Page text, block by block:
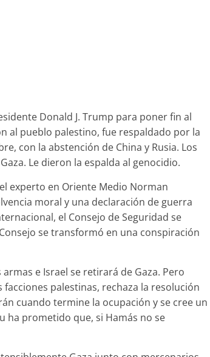
Donald J. Trump para poner fin al
al pueblo palestino, fue respaldado por la
con la abstención de China y Rusia. Los
Le dieron la espalda al genocidio.
experto en Oriente Medio Norman
moral y una declaración de guerra
el Consejo de Seguridad se
se transformó en una conspiración
e Israel se retirará de Gaza. Pero
palestinas, rechaza la resolución
cuando termine la ocupación y se cree un
ha prometido que, si Hamás no se